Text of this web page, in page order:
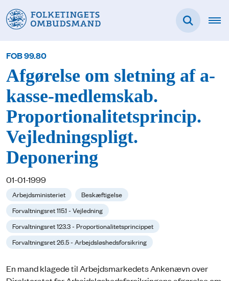
FOB 99.80
Afgørelse om sletning af a-
kasse-medlemskab.
Proportionalitetsprincip.
Vejledningspligt.
Deponering
01-01-1999
Arbejdsministeriet
Beskæftigelse
Forvaltningsret 115.1 - Vejledning
Forvaltningsret 123.3 - Proportionalitetsprincippet
Forvaltningsret 26.5 - Arbejdsløshedsforsikring
En mand klagede til Arbejdsmarkedets Ankenævn over